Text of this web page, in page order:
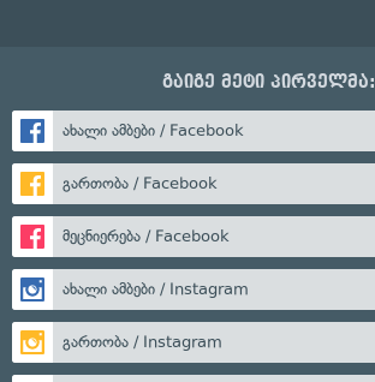
გაიგე მეტი პირველმა:
ახალი ამბები / Facebook
გართობა / Facebook
მეცნიერება / Facebook
ახალი ამბები / Instagram
გართობა / Instagram